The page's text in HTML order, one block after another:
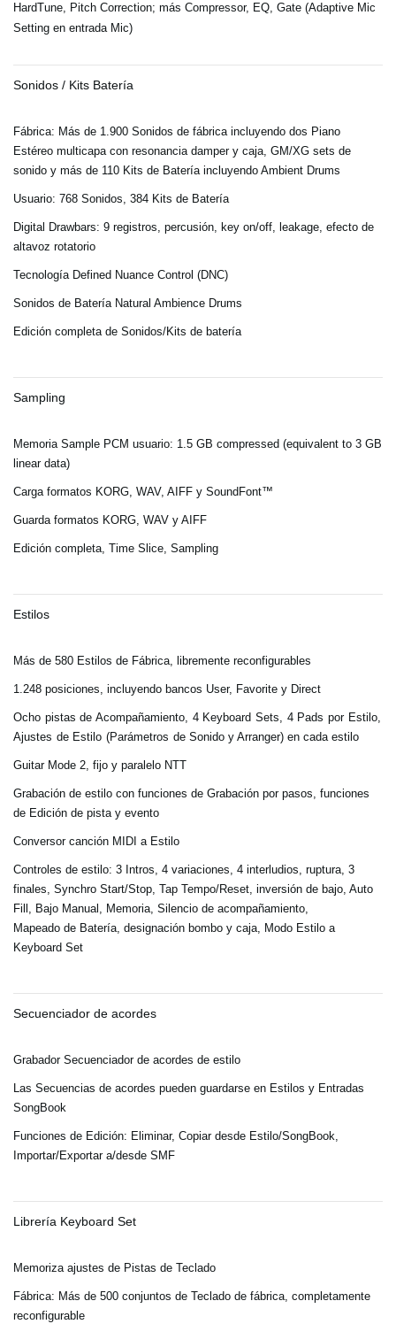
HardTune, Pitch Correction; más Compressor, EQ, Gate (Adaptive Mic
Setting en entrada Mic)
Sonidos / Kits Batería
Fábrica: Más de 1.900 Sonidos de fábrica incluyendo dos Piano
Estéreo multicapa con resonancia damper y caja, GM/XG sets de
sonido y más de 110 Kits de Batería incluyendo Ambient Drums
Usuario: 768 Sonidos, 384 Kits de Batería
Digital Drawbars: 9 registros, percusión, key on/off, leakage, efecto de
altavoz rotatorio
Tecnología Defined Nuance Control (DNC)
Sonidos de Batería Natural Ambience Drums
Edición completa de Sonidos/Kits de batería
Sampling
Memoria Sample PCM usuario: 1.5 GB compressed (equivalent to 3 GB
linear data)
Carga formatos KORG, WAV, AIFF y SoundFont™
Guarda formatos KORG, WAV y AIFF
Edición completa, Time Slice, Sampling
Estilos
Más de 580 Estilos de Fábrica, libremente reconfigurables
1.248 posiciones, incluyendo bancos User, Favorite y Direct
Ocho pistas de Acompañamiento, 4 Keyboard Sets, 4 Pads por Estilo,
Ajustes de Estilo (Parámetros de Sonido y Arranger) en cada estilo
Guitar Mode 2, fijo y paralelo NTT
Grabación de estilo con funciones de Grabación por pasos, funciones
de Edición de pista y evento
Conversor canción MIDI a Estilo
Controles de estilo: 3 Intros, 4 variaciones, 4 interludios, ruptura, 3
finales, Synchro Start/Stop, Tap Tempo/Reset, inversión de bajo, Auto
Fill, Bajo Manual, Memoria, Silencio de acompañamiento,
Mapeado de Batería, designación bombo y caja, Modo Estilo a
Keyboard Set
Secuenciador de acordes
Grabador Secuenciador de acordes de estilo
Las Secuencias de acordes pueden guardarse en Estilos y Entradas
SongBook
Funciones de Edición: Eliminar, Copiar desde Estilo/SongBook,
Importar/Exportar a/desde SMF
Librería Keyboard Set
Memoriza ajustes de Pistas de Teclado
Fábrica: Más de 500 conjuntos de Teclado de fábrica, completamente
reconfigurable